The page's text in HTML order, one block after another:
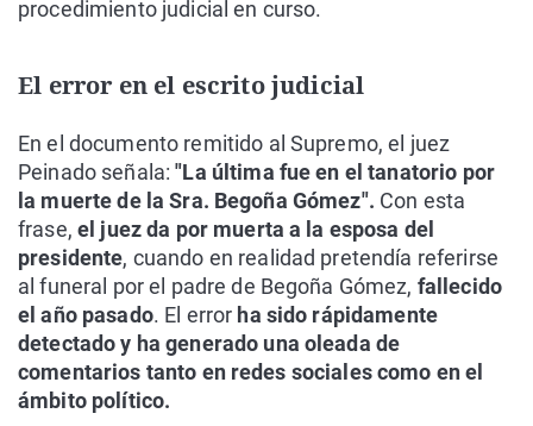
procedimiento judicial en curso.
El error en el escrito judicial
En el documento remitido al Supremo, el juez
Peinado señala:"La última fue en el tanatorio por
la muerte de la Sra. Begoña Gómez". Con esta
frase, el juez da por muerta a la esposa del
presidente, cuando en realidad pretendía referirse
al funeral por el padre de Begoña Gómez, fallecido
el año pasado. El error ha sido rápidamente
detectado y ha generado una oleada de
comentarios tanto en redes sociales como en el
ámbito político.